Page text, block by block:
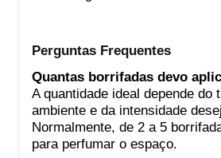
Perguntas Frequentes
Quantas borrifadas devo
A quantidade ideal depende do
ambiente e da intensidade
Normalmente, de 2 a 5
para perfumar o espaço.